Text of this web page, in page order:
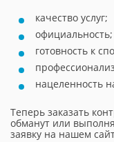
качество услуг;
официальность;
готовность к
нацеленность
Теперь заказать
обманут или
заявку на нашем